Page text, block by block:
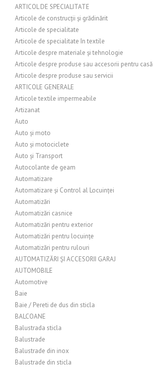
ARTICOL DE SPECIALITATE
Articole de construcții și grădinărit
Articole de specialitate
Articole de specialitate în textile
Articole despre materiale și tehnologie
Articole despre produse sau accesorii pentru casă
Articole despre produse sau servicii
ARTICOLE GENERALE
Articole textile impermeabile
Artizanat
Auto
Auto și moto
Auto și motociclete
Auto și Transport
Autocolante de geam
Automatizare
Automatizare și Control al Locuinței
Automatizări
Automatizări casnice
Automatizări pentru exterior
Automatizări pentru locuințe
Automatizări pentru rulouri
AUTOMATIZĂRI ȘI ACCESORII GARAJ
AUTOMOBILE
Automotive
Baie
Baie / Pereti de dus din sticla
BALCOANE
Balustrada sticla
Balustrade
Balustrade din inox
Balustrade din sticla